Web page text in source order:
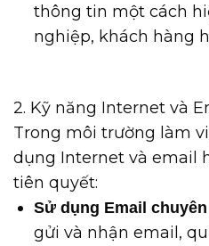
thông tin một cách
nghiệp, khách hàng
2. Kỹ năng Internet và
Trong môi trường làm
dụng Internet và email
tiên quyết:
Sử dụng Email
gửi và nhận email,